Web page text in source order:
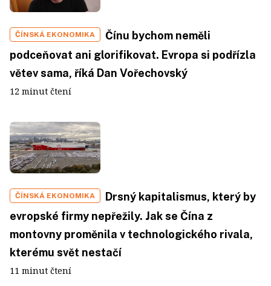
ČÍNSKÁ EKONOMIKA
Čínu bychom neměli
podceňovat ani glorifikovat. Evropa si podřízla
větev sama, říká Dan Vořechovský
12 minut čtení
ČÍNSKÁ EKONOMIKA
Drsný kapitalismus, který by
evropské firmy nepřežily. Jak se Čína z
montovny proměnila v technologického rivala,
kterému svět nestačí
11 minut čtení